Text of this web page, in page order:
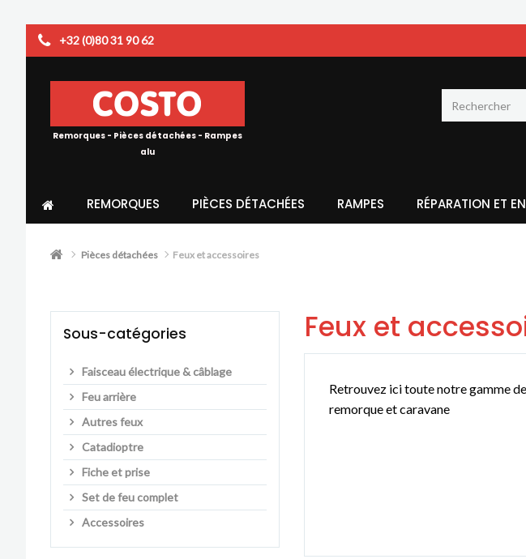
+32 (0)80 31 90 62
Remorques - Pièces détachées - Rampes
alu
REMORQUES PIÈCES DÉTACHÉES RAMPES RÉPARATION ET
Pièces détachées Feux et accessoires
Sous-catégories
Faisceau électrique & câblage
Feu arrière
Autres feux
Catadioptre
Fiche et prise
Set de feu complet
Accessoires
Feux et
Retrouvez ici toute notre gamme
remorque et caravane